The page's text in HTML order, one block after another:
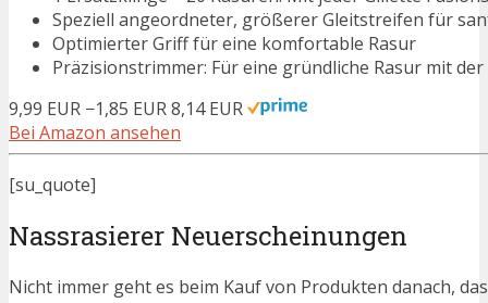
Speziell angeordneter, größerer Gleitstreifen für
Optimierter Griff für eine komfortable Rasur
Präzisionstrimmer: Für eine gründliche Rasur mit
9,99 EUR −1,85 EUR8,14 EUR
Bei Amazon ansehen
[su_quote]
Nassrasierer Neuerscheinungen
Nicht immer geht es beim Kauf von Produkten danach,